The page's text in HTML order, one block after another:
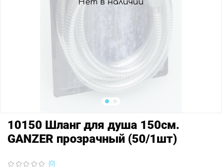
Нет в наличии
(0)
10150 Шланг для душа 150см.
GANZER прозрачный (50/1шт)